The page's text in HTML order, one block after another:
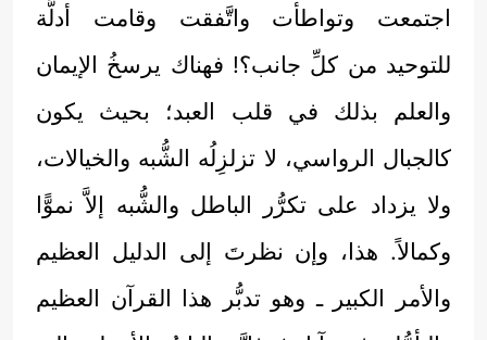
اجتمعت وتواطأت واتَّفقت وقامت أدلَّة
للتوحيد من كلِّ جانب؟! فهناك يرسخُ الإيمان
والعلم بذلك في قلب العبد؛ بحيث يكون
كالجبال الرواسي، لا تزلزِلُه الشُّبه والخيالات،
ولا يزداد على تكرُّر الباطل والشُّبه إلاَّ نموًّا
وكمالاً. هذا، وإن نظرتَ إلى الدليل العظيم
والأمر الكبير ـ وهو تدبُّر هذا القرآن العظيم